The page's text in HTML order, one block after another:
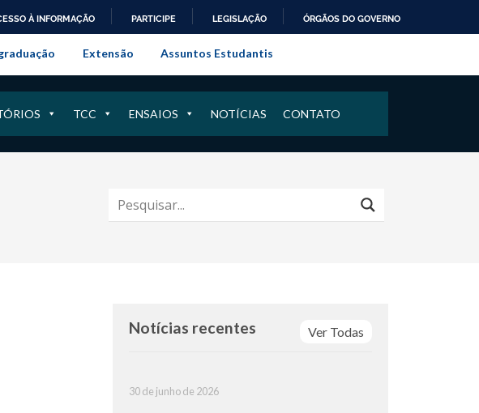
À INFORMAÇÃO PARTICIPE LEGISLAÇÃO ÓRGÃOS DO GOVERNO
Rural do Rio de Janeiro
Extensão Assuntos Estudantis
TCC ENSAIOS NOTÍCIAS CONTATO
Ver Todas
Notícias recentes
30 de junho de 2026